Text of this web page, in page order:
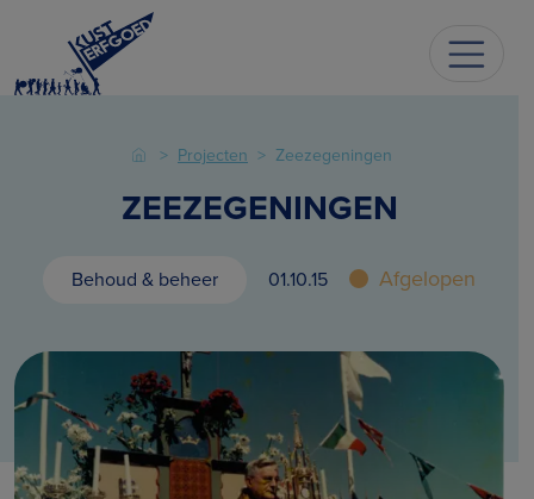
Projecten Zeezegeningen
ZEEZEGENINGEN
Behoud & beheer 01.10.15 Afgelopen